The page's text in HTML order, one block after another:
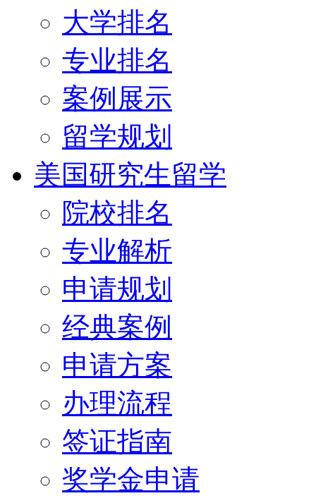
大学排名
专业排名
案例展示
留学规划
美国研究生留学
院校排名
专业解析
申请规划
经典案例
申请方案
办理流程
签证指南
奖学金申请